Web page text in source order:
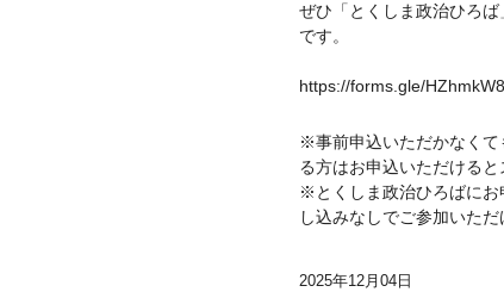
ぜひ「とくしま政治ひろ
です。
https://forms.gle/
※事前申込いただかなくて
る方はお申込いただける
※とくしま政治ひろばにお
し込みなしでご参加いただ
2025年12月04日